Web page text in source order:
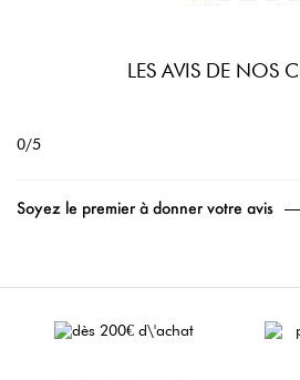
LES AVIS DE NOS
0/5
Soyez le premier à donner votre avis